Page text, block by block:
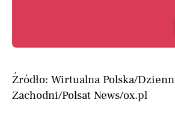
Źródło: Wirtualna Polska/
Zachodni/Polsat News/ox.pl